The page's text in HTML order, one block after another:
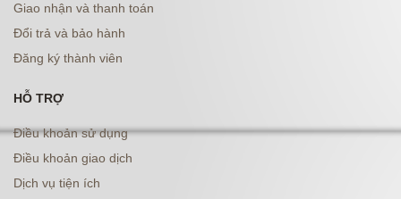
Giao nhận và thanh toán
Đổi trả và bảo hành
Đăng ký thành viên
HỖ TRỢ
Điều khoản sử dụng
Điều khoản giao dịch
Dịch vụ tiện ích